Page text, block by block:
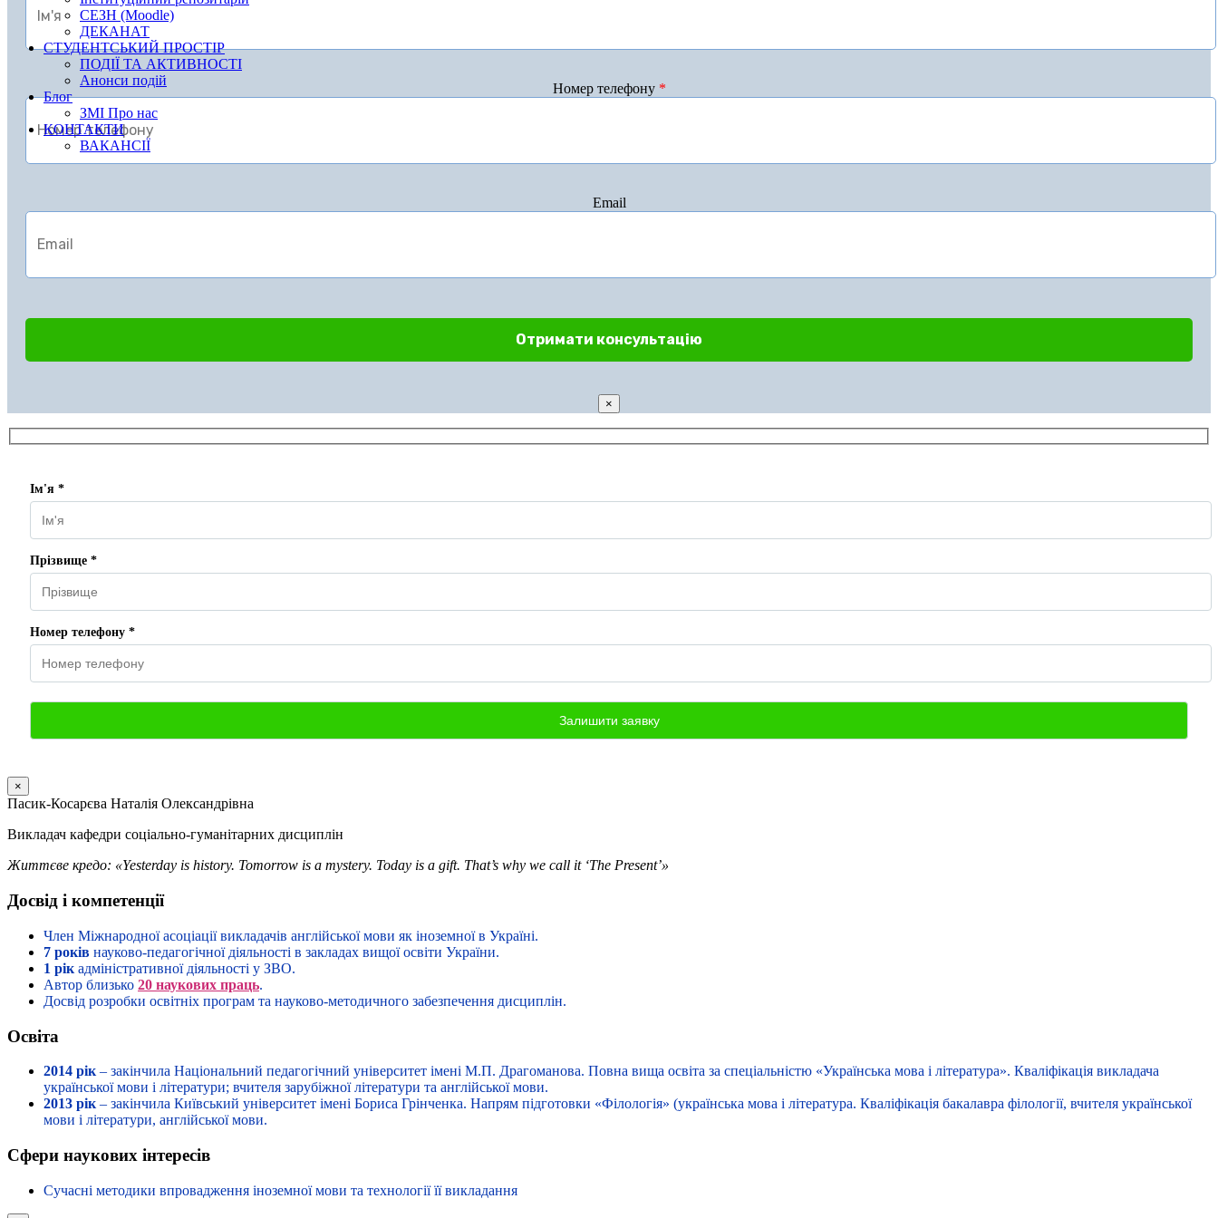
СЕЗН (Moodle)
ДЕКАНАТ
СТУДЕНТСЬКИЙ ПРОСТІР
ПОДІЇ ТА АКТИВНОСТІ
Анонси подій
Блог
ЗМІ Про нас
КОНТАКТИ
ВАКАНСІЇ
Номер телефону *
Email
×
Ім'я *
Прізвище *
Номер телефону *
×
Пасик-Косарєва Наталія Олександрівна
Викладач кафедри соціально-гуманітарних дисциплін
Життєве кредо: «Yesterday is history. Tomorrow is a mystery. Today is a gift. That’s why we call it ‘The Present’»
Досвід і компетенції
Член Міжнародної асоціації викладачів англійської мови як іноземної в Україні.
7 років науково-педагогічної діяльності в закладах вищої освіти України.
1 рік адміністративної діяльності у ЗВО.
Автор близько 20 наукових праць.
Досвід розробки освітніх програм та науково-методичного забезпечення дисциплін.
Освіта
2014 рік – закінчила Національний педагогічний університет імені М.П. Драгоманова. Повна вища освіта за спеціальністю «Українська мова і література». Кваліфікація викладача
української мови і літератури; вчителя зарубіжної літератури та англійської мови.
2013 рік – закінчила Київський університет імені Бориса Грінченка. Напрям підготовки «Філологія» (українська мова і література. Кваліфікація бакалавра філології, вчителя української
мови і літератури, англійської мови.
Сфери наукових інтересів
Сучасні методики впровадження іноземної мови та технології її викладання